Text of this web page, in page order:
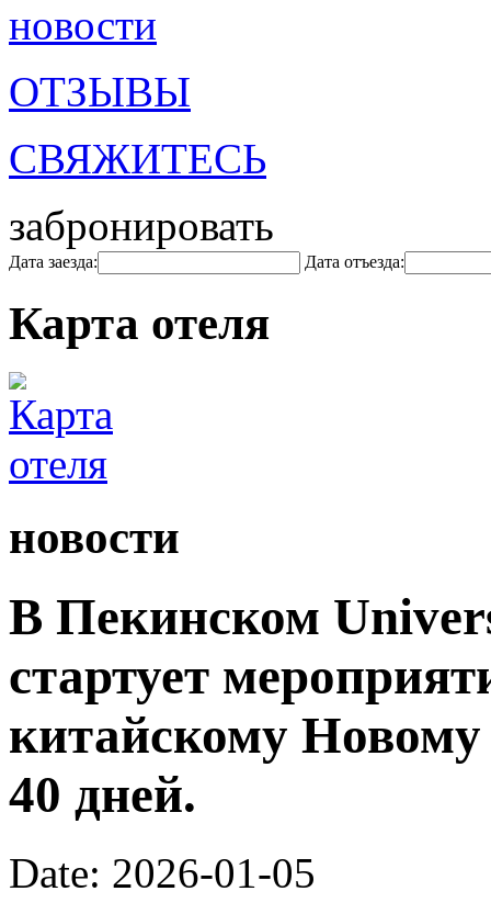
новости
ОТЗЫВЫ
СВЯЖИТЕСЬ
забронировать
Дата заезда: Дата отъезда:
Карта отеля
новости
В Пекинском
стартует
китайскому Новому
40 дней.
Date: 2026-01-05